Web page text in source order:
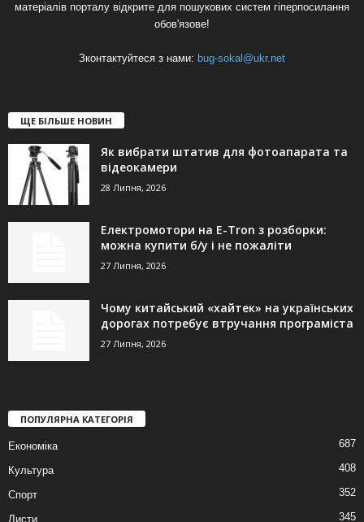
матеріалів порталу відкрите для пошукових систем гіперпосилання
обов'язове!
Зконтактуйтеся з нами: bug-sokal@ukr.net
ЩЕ БІЛЬШЕ НОВИН
Як вибрати штатив для фотоапарата та
відеокамери
28 Липня, 2026
Електромотори на E-Tron з розборки:
можна купити б/у і не пожаліти
27 Липня, 2026
Чому китайський «хайтек» на українських
дорогах потребує втручання програміста
27 Липня, 2026
ПОПУЛЯРНА КАТЕГОРІЯ
Економіка 687
Культура 408
Спорт 352
Листи 345